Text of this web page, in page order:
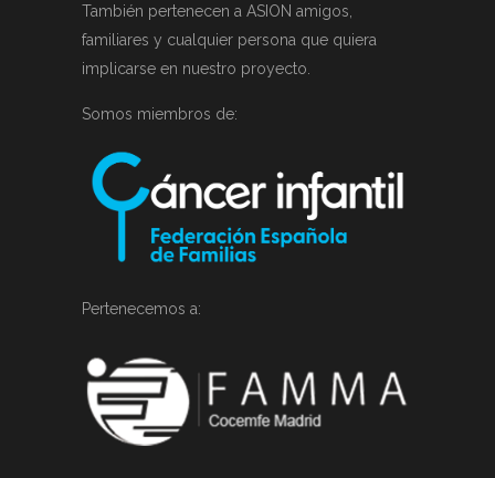
También pertenecen a ASION amigos,
familiares y cualquier persona que quiera
implicarse en nuestro proyecto.
Somos miembros de:
Pertenecemos a: